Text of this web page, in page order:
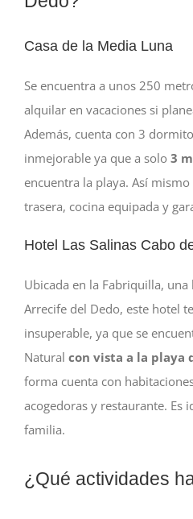
Casa de la Media Luna
Se encuentra a unos 250
alquilar en vacaciones si
Además, cuenta con 3
inmejorable ya que a solo 3
encuentra la playa. Así
trasera, cocina equipada y
Hotel Las Salinas Cabo
Ubicada en la Fabriquilla, una
Arrecife del Dedo, este hotel
insuperable, ya que se
Natural con vista a la playa
forma cuenta con
acogedoras y restaurante. Es
familia.
¿Qué actividades